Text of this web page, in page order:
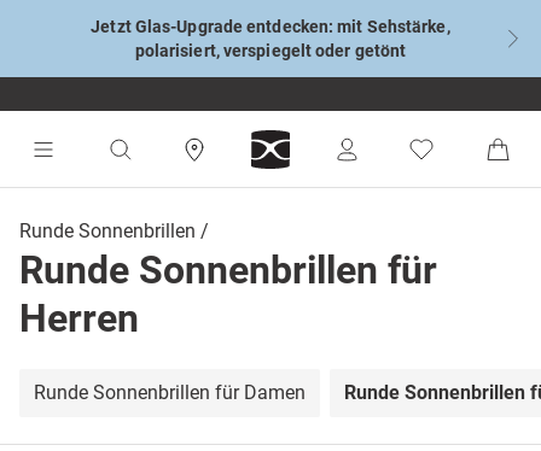
Jetzt Glas-Upgrade entdecken: mit Sehstärke,
polarisiert, verspiegelt oder getönt
Runde Sonnenbrillen
Runde Sonnenbrillen für
Herren
Runde Sonnenbrillen für Damen Runde Sonnenbrillen